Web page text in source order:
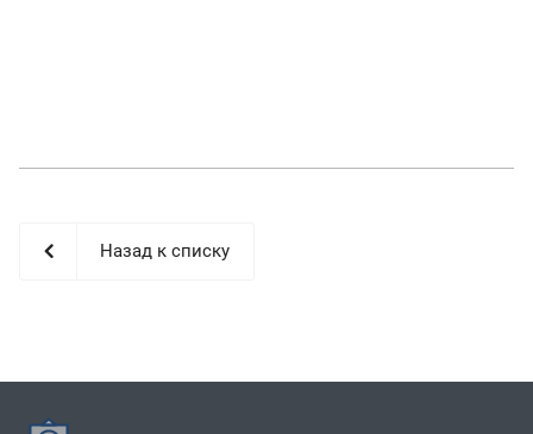
Назад к списку